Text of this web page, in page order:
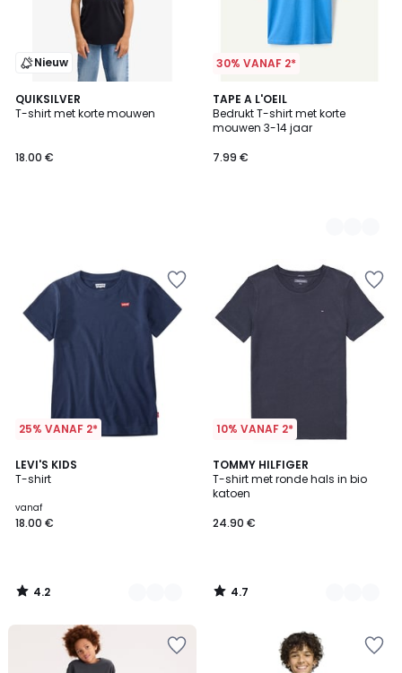
Nieuw
QUIKSILVER
T-shirt met korte mouwen
18.00 €
30% VANAF 2*
TAPE A L'OEIL
Bedrukt T-shirt met korte
mouwen 3-14 jaar
7.99 €
2
Kleuren
25% VANAF 2*
LEVI'S KIDS
T-shirt
vanaf
18.00 €
4.2
/ 5
3
Kleuren
4.2
/
10% VANAF 2*
TOMMY HILFIGER
T-shirt met ronde hals in bio
katoen
24.90 €
4.7
/ 5
4
Kleuren
4.7
/